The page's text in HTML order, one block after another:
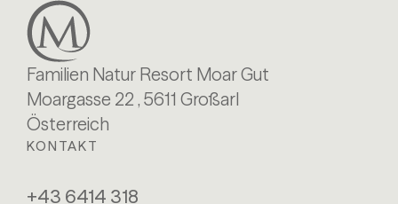
Familien Natur Resort Moar Gut
Moargasse 22 , 5611 Großarl
Österreich
KONTAKT
+43 6414 318